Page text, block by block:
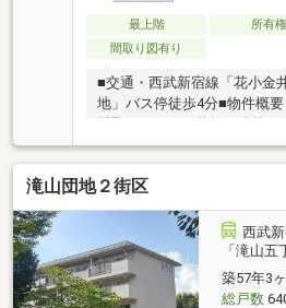
ションのご相談等お気軽に
最上階 所有権
間取り図有り
■交通・西武新宿線「花小金
地」バス停徒歩4分■物件概要
分・築年月：1969年6月■お
住戸のため陽当たり・通風
辺環境がとても良い立地です
料請求・リノベーションの
滝山団地２街区
西武
「滝山
築57年3
総戸数